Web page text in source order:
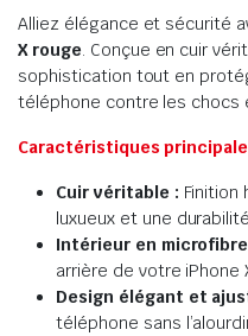
Alliez élégance et sécurité
X rouge. Conçue en cuir
sophistication tout en
téléphone contre les chocs
Caractéristiques
Cuir véritable : Finition
luxueux et une
Intérieur en
arrière de votre iPhone
Design élégant et
téléphone sans